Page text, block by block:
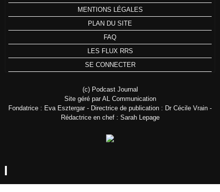
MENTIONS LÉGALES
PLAN DU SITE
FAQ
LES FLUX RRS
SE CONNECTER
(c) Podcast Journal
Site géré par AL Communication
Fondatrice : Eva Esztergar - Directrice de publication : Dr Cécile Vrain -
Rédactrice en chef : Sarah Lepage